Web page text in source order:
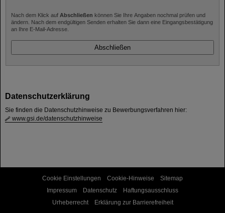
Nach dem Klick auf Abschließen können Sie Ihre Angaben nochmal prüfen und
ändern. Nach dem endgültigen Senden erhalten Sie dann eine Eingangsbestätigung
an Ihre E-Mail-Adresse.
Datenschutzerklärung
Sie finden die Datenschutzhinweise zu Bewerbungsverfahren hier:
www.gsi.de/datenschutzhinweise
Cookie Einstellungen Cookie-Hinweise
Sitemap
Impressum
Datenschutz
Haftungsausschluss
Urheberrecht
Erklärung zur Barrierefreiheit